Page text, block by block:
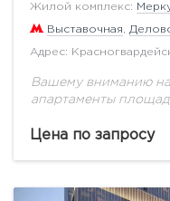
Жилой комплекс:
Выставочная
Адрес:
Вашему вниманию
апартаменты
панорамными
Цена по запросу